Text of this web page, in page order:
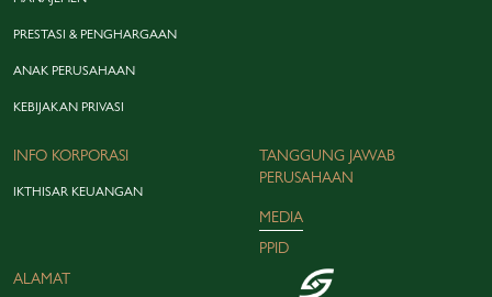
PRESTASI & PENGHARGAAN
ANAK PERUSAHAAN
KEBIJAKAN PRIVASI
INFO KORPORASI
IKTHISAR KEUANGAN
TANGGUNG JAWAB
PERUSAHAAN
MEDIA
PPID
ALAMAT